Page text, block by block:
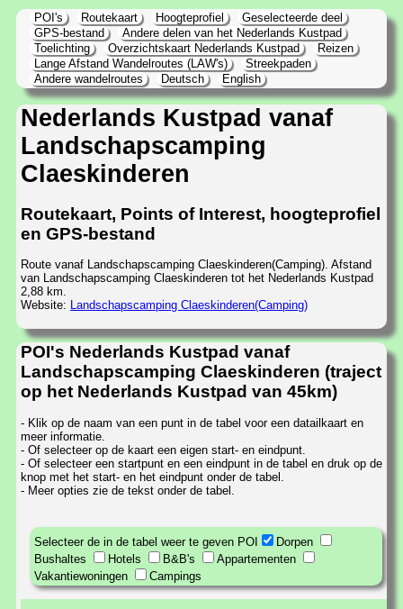
POI's Routekaart Hoogteprofiel
Geselecteerde deel
GPS-bestand
Andere delen van het Nederlands Kustpad
Toelichting
Overzichtskaart Nederlands Kustpad
Reizen
Lange Afstand Wandelroutes (LAW's)
Streekpaden
Andere wandelroutes
Deutsch English
Nederlands Kustpad vanaf
Landschapscamping
Claeskinderen
Routekaart, Points of Interest, hoogteprofiel
en GPS-bestand
Route vanaf Landschapscamping Claeskinderen(Camping). Afstand
van Landschapscamping Claeskinderen tot het Nederlands Kustpad
2,88 km.
Website: Landschapscamping Claeskinderen(Camping)
POI's Nederlands Kustpad vanaf
Landschapscamping Claeskinderen (traject
op het Nederlands Kustpad van 45km)
- Klik op de naam van een punt in de tabel voor een datailkaart en
meer informatie.
- Of selecteer op de kaart een eigen start- en eindpunt.
- Of selecteer een startpunt en een eindpunt in de tabel en druk op de
knop met het start- en het eindpunt onder de tabel.
- Meer opties zie de tekst onder de tabel.
Selecteer de in de tabel weer te geven POI
Dorpen
Bushaltes
Hotels B&B's
Appartementen
Vakantiewoningen
Campings